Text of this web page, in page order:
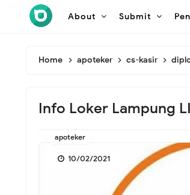
/* ganti br end */
About Submit
Home apoteker cs-kasir
Info Loker Lampung
apoteker
10/02/2021